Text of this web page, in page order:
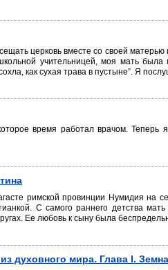
церковь вместе со своей
учительницей, моя мать
как сухая трава в пустыне”. Я
время работал врачом. Теперь
римской провинции Нумидия на
С самого раннего детства
Ее любовь к сыну была
духовного мира. Глава I.